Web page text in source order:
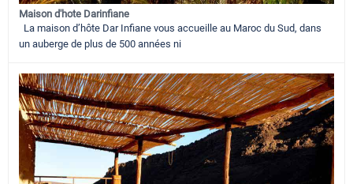
Maison d'hote Darinfiane
La maison d’hôte Dar Infiane vous accueille au Maroc du Sud, dans
un auberge de plus de 500 années ni